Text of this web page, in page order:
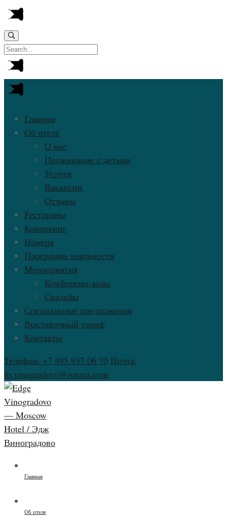
Главная
Об отеле
О нас
Проживание с детьми
Услуги
Вакансии
Отзывы
Рестораны
Коворкинг
Номера
Программа лояльности
Мероприятия
Конференц-залы
Свадьбы
Специальные предложения
Выставочный тариф
Контакты
Телефон: +7 495 937 06 70 Почта:
fo.vinogradovo@rotana.com
Главная
Об отеле